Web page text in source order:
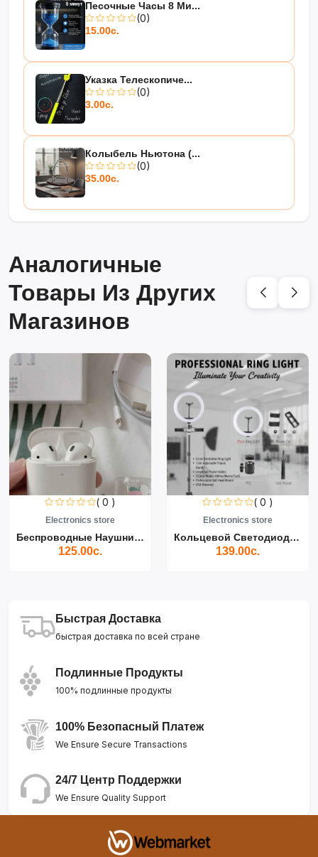
Песочные Часы 8 Ми...
(0)
15.00с.
Указка Телескопиче...
(0)
3.00с.
Колыбель Ньютона (...
(0)
35.00с.
Аналогичные
Товары Из Других
Магазинов
( 0 )
Electronics store
Беспроводные Наушники Air...
125.00с.
( 0 )
Electronics store
Кольцевой Светодиодный Св...
139.00с.
Быстрая Доставка
быстрая доставка по всей стране
Подлинные Продукты
100% подлинные продукты
100% Безопасный Платеж
We Ensure Secure Transactions
24/7 Центр Поддержки
We Ensure Quality Support